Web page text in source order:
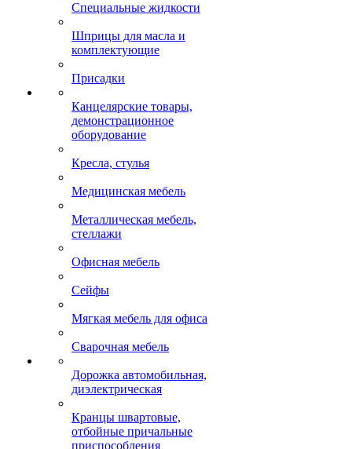
Специальные жидкости
Шприцы для масла и
комплектующие
Присадки
Канцелярские товары,
демонстрационное
оборудование
Кресла, стулья
Медицинская мебель
Металлическая мебель,
стеллажи
Офисная мебель
Сейфы
Мягкая мебель для офиса
Сварочная мебель
Дорожка автомобильная,
диэлектрическая
Кранцы швартовые,
отбойные причальные
приспособления